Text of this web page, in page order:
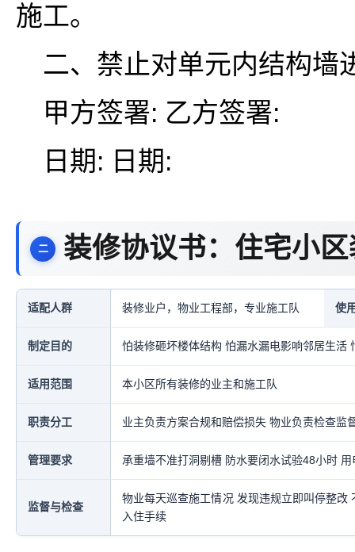
施工。
二、禁止对单元内结构墙
甲方签署: 乙方签署:
日期: 日期:
装修协议书：住宅小
适配人群 装修业户，物业工程部，专业施工队 使
制定目的 怕装修砸坏楼体结构 怕漏水漏电影响邻居生活
适用范围 本小区所有装修的业主和施工队
职责分工 业主负责方案合规和赔偿损失 物业负责检查监
管理要求 承重墙不准打洞剔槽 防水要闭水试验48小时
监督与检查
物业每天巡查施工情况 发现违规立即叫停整
入住手续